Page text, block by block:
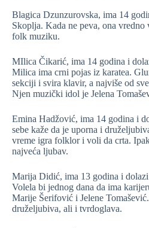
Blagica Dzunzurovska, ima 14
Skoplja. Kada ne peva, ona
folk muziku.
MIlica Čikarić, ima 14 godina i
Milica ima crni pojas iz karatea.
sekciji i svira klavir, a najviše od
Njen muzički idol je Jelena
Emina Hadžović, ima 14 godina i
sebe kaže da je uporna i
vreme igra folklor i voli da crta.
najveća ljubav.
Marija Didić, ima 13 godina i
Volela bi jednog dana da ima
Marije Šerifović i Jelene
druželjubiva, ali i tvrdoglava.